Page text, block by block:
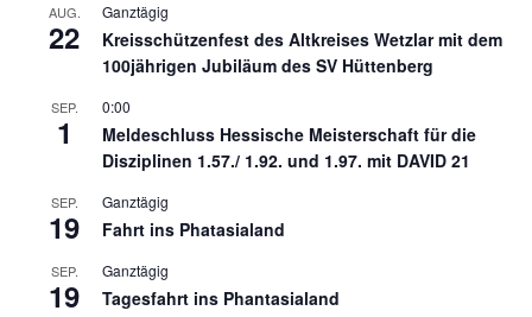
AUG.
22
Ganztägig
Kreisschützenfest des Altkreises Wetzlar mit dem
100jährigen Jubiläum des SV Hüttenberg
SEP.
1
0:00
Meldeschluss Hessische Meisterschaft für die
Disziplinen 1.57./ 1.92. und 1.97. mit DAVID 21
SEP.
19
Ganztägig
Fahrt ins Phatasialand
SEP.
19
Ganztägig
Tagesfahrt ins Phantasialand